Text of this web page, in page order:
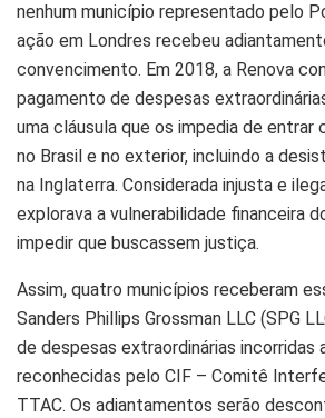
nenhum município representado pelo
ação em Londres recebeu
convencimento. Em 2018, a Renova
pagamento de despesas
uma cláusula que os impedia de entrar
no Brasil e no exterior, incluindo a
na Inglaterra. Considerada injusta e
explorava a vulnerabilidade financeira
impedir que buscassem justiça.
Assim, quatro municípios receberam
Sanders Phillips Grossman LLC (SPG
de despesas extraordinárias incorridas
reconhecidas pelo CIF – Comitê
TTAC. Os adiantamentos serão